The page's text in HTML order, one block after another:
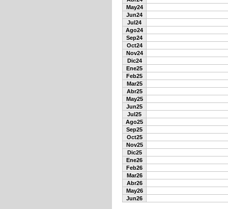
May24
Jun24
Jul24
Ago24
Sep24
Oct24
Nov24
Dic24
Ene25
Feb25
Mar25
Abr25
May25
Jun25
Jul25
Ago25
Sep25
Oct25
Nov25
Dic25
Ene26
Feb26
Mar26
Abr26
May26
Jun26